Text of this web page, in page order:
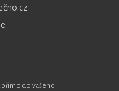
přímo do vašeho